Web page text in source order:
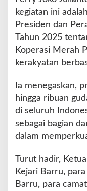
kegiatan ini
Presiden dan
Tahun 2025
Koperasi Merah
kerakyatan
Ia menegaskan,
hingga ribuan
di seluruh
sebagai bagian
dalam
Turut hadir,
Kejari Barru,
Barru, para